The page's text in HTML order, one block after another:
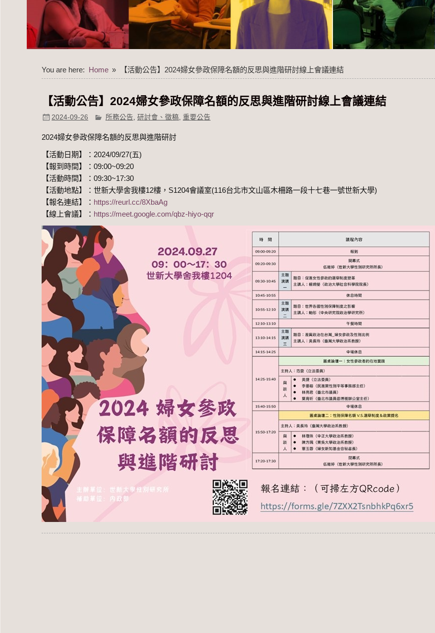
You are here: Home 【活動公告】2024婦女參政保障名額的反思與進階研討線上會議連結
【活動公告】2024婦女參政保障名額的反思與進階研討線上會議連結
2024-09-26 所務公告 研討會、徵稿 重要公告
2024婦女參政保障名額的反思與進階研討
【活動日期】：2024/09/27(五)
【報到時間】：09:00~09:20
【活動時間】：09:30~17:30
【活動地點】：世新大學舍我樓12樓，S1204會議室(116台北市文山區木柵路一段十七巷一號世新大學)
【報名連結】： https://reurl.cc/8XbaAg
【線上會議】： https://meet.google.com/qbz-hiyo-qqr